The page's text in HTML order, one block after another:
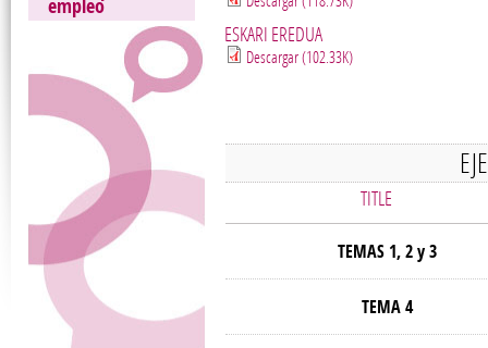
ESKARI EREDUA
Descargar (102.33K)
TITLE
TEMAS 1, 2 y 3
TEMA 4
empleo